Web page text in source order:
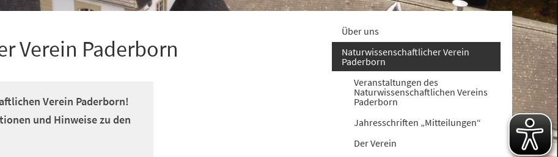
Verein Paderborn
Verein Paderborn!
und Hinweise zu den
Über uns
Naturwissenschaftlicher Verein
Paderborn
Veranstaltungen des
Naturwissenschaftlichen Vereins
Paderborn
Jahresschriften „Mitteilungen“
Der Verein